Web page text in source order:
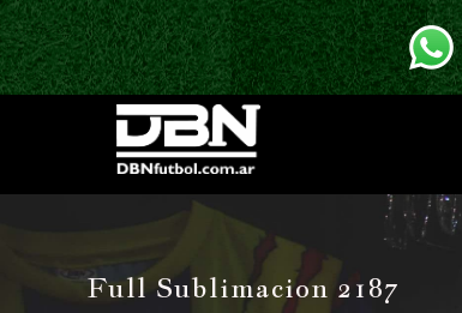
Full Sublimacion 2187